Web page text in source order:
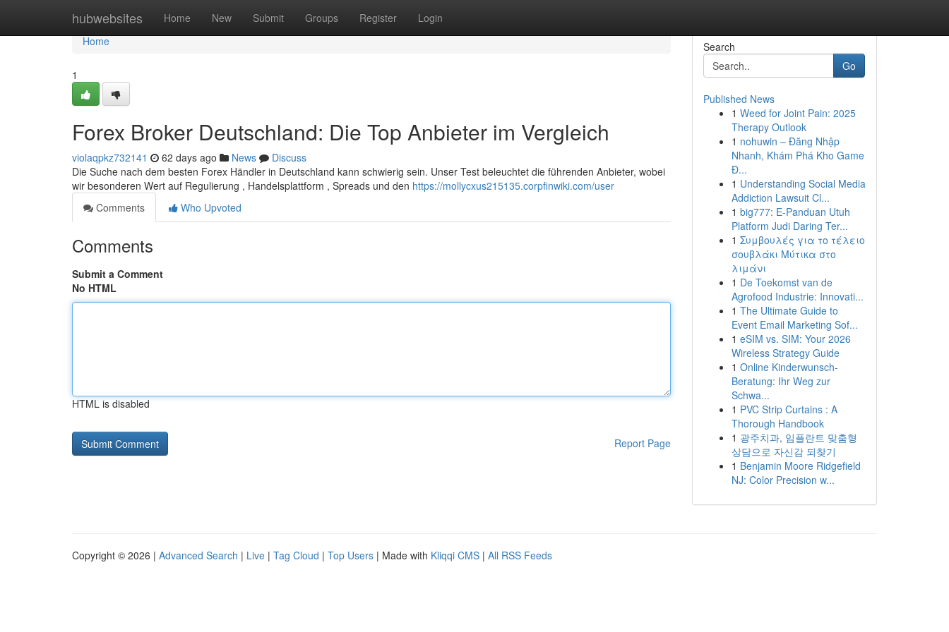
hubwebsites Home New Submit Groups Register Login
Home
Home
1
Forex Broker Deutschland: Die Top Anbieter im Vergleich
violaqpkz732141 62 days ago News
Discuss
Die Suche nach dem besten Forex Händler in Deutschland kann schwierig sein. Unser Test beleuchtet die führenden Anbieter, wobei
wir besonderen Wert auf Regulierung , Handelsplattform , Spreads und den https://mollycxus215135.corpfinwiki.com/user
Comments
Who Upvoted
Comments
Submit a Comment
No HTML
HTML is disabled
Report Page
Search
Go
Published News
1 Weed for Joint Pain: 2025
Therapy Outlook
1 nohuwin – Đăng Nhập
Nhanh, Khám Phá Kho Game
Đ...
1 Understanding Social Media
Addiction Lawsuit Cl...
1 big777: E-Panduan Utuh
Platform Judi Daring Ter...
1 Συμβουλές για το τέλειο
σουβλάκι Μύτικα στο
λιμάνι
1 De Toekomst van de
Agrofood Industrie: Innovati...
1 The Ultimate Guide to
Event Email Marketing Sof...
1 eSIM vs. SIM: Your 2026
Wireless Strategy Guide
1 Online Kinderwunsch-
Beratung: Ihr Weg zur
Schwa...
1 PVC Strip Curtains : A
Thorough Handbook
1 광주치과, 임플란트 맞춤형
상담으로 자신감 되찾기
1 Benjamin Moore Ridgefield
NJ: Color Precision w...
Copyright © 2026 | Advanced Search | Live | Tag Cloud | Top Users | Made with Kliqqi CMS | All RSS Feeds